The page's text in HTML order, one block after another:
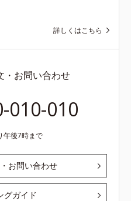
詳しくはこちら
・お問い合わせ
010-010
午後7時まで
お問い合わせ
グガイド